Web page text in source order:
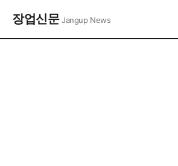
장업신문Jangup News